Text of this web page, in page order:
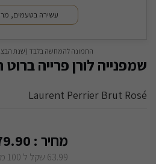
עשירה בטעמים,
התמונה להמחשה בלבד (שנת
שמפנייה לורן פרייה ברוט
Laurent Perrier Brut Rosé
מחיר :
63.99 שקל ל 100 מ"ל